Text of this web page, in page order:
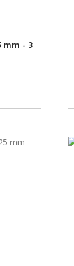
mm - 3